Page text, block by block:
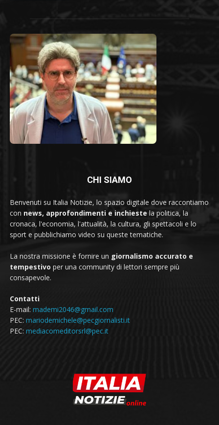
CHI SIAMO
Benvenuti su Italia Notizie, lo spazio digitale dove raccontiamo
con news, approfondimenti e inchieste la politica, la
cronaca, l'economia, l'attualità, la cultura, gli spettacoli e lo
sport e pubblichiamo video su queste tematiche.
La nostra missione è fornire un giornalismo accurato e
tempestivo per una community di lettori sempre più
consapevole.
Contatti
E-mail: mademi2046@gmail.com
PEC: mariodemichele@pecgiornalisti.it
PEC: mediacomeditorsrl@pec.it